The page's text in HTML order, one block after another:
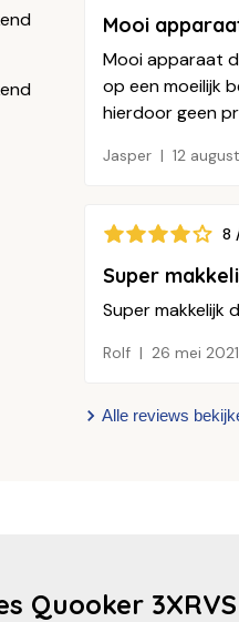
Mooi
Mooi apparaat
op een moeilijk
hierdoor geen
Jasper 12
8
Super
Super makkelijk
Rolf 26 mei 2021
Alle reviews
Quooker 3XRVS